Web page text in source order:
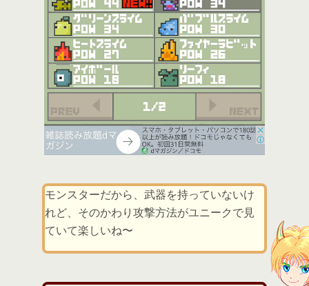
モンスターだから、武器を持っていないけ
れど、そのかわり攻撃方法がユニークで見
ていて楽しいね〜